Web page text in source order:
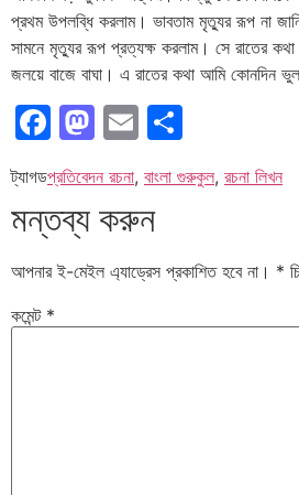
প্রথম উপলব্ধি করলাম। ভাবতাম মৃত্যুর রূপ না
সামনে মৃত্যুর রূপ প্রত্যক্ষ করলাম। সে রাতের
জলয়ে বাজে বাঘা। এ রাতের কথা আমি কোনদিন
Facebook
Mastodon
Email
ট্যাগডপ্রতিবেদন রচনা, বাংলা গুরুকুল, রচনা লিখন
মন্তব্য করুন
আপনার ই-মেইল এ্যাড্রেস প্রকাশিত হবে না। *
কমেন্ট *